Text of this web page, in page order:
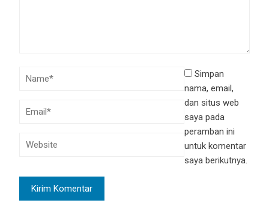
Simpan
nama, email,
dan situs web
saya pada
peramban ini
untuk komentar
saya berikutnya.